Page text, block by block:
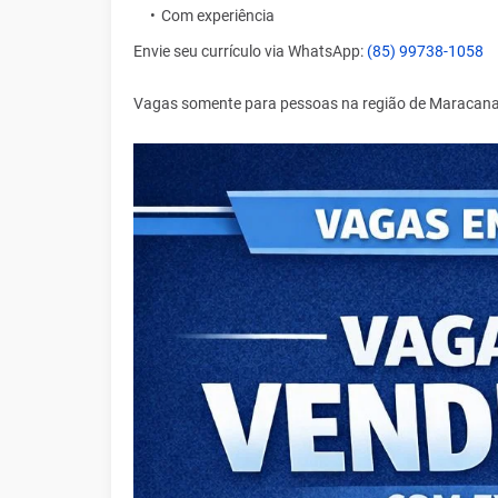
Com experiência
Envie seu currículo via WhatsApp: (85) 99738-1058
Vagas somente para pessoas na região de